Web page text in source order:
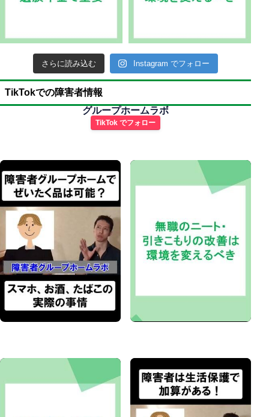
さらに読み込む Instagram でフォロー
TikTokでの障害者情報
グループホームラボ
TikTok でフォロー